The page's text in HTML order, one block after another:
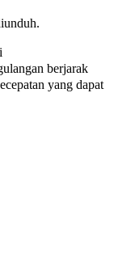
berjarak
yang dapat